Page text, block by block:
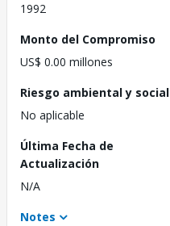
1992
Monto del Compromiso
US$ 0.00 millones
Riesgo ambiental y social
No aplicable
Última Fecha de
Actualización
N/A
Notes